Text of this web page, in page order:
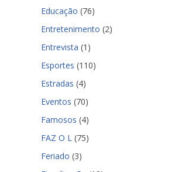
Educação (76)
Entretenimento (2)
Entrevista (1)
Esportes (110)
Estradas (4)
Eventos (70)
Famosos (4)
FAZ O L (75)
Feriado (3)